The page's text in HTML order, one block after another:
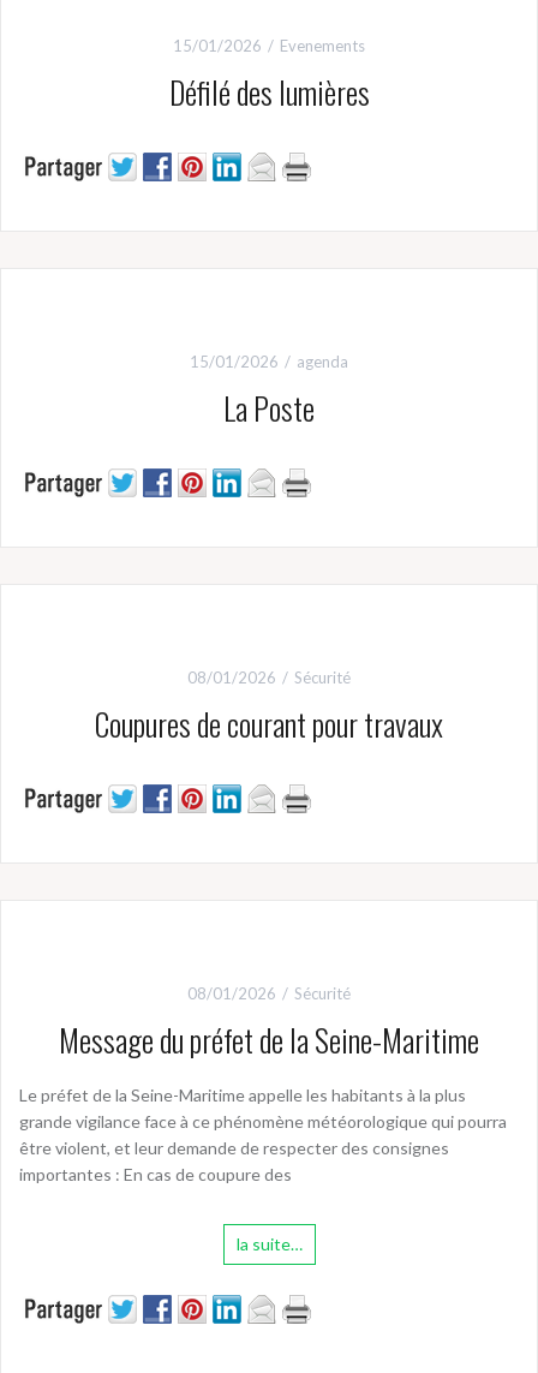
15/01/2026 Evenements
Défilé des lumières
15/01/2026 agenda
La Poste
08/01/2026 Sécurité
Coupures de courant pour travaux
08/01/2026 Sécurité
Message du préfet de la Seine-Maritime
Le préfet de la Seine-Maritime appelle les habitants à la plus
grande vigilance face à ce phénomène météorologique qui pourra
être violent, et leur demande de respecter des consignes
importantes : En cas de coupure des
la suite…